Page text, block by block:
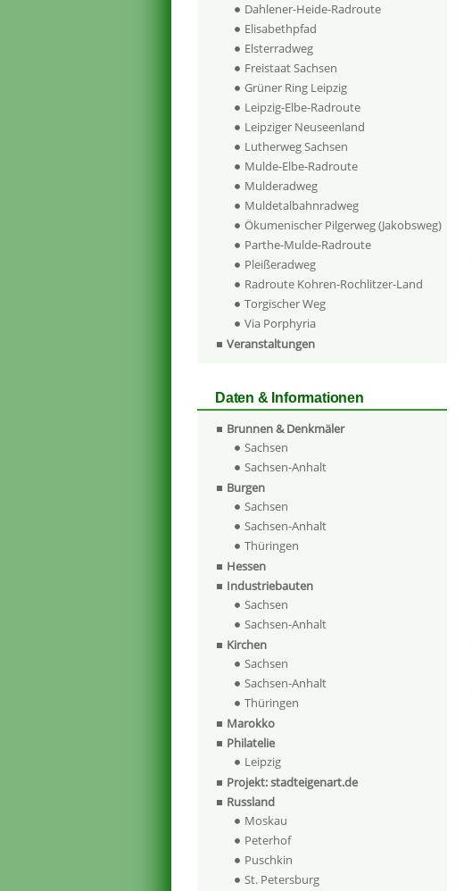
Dahlener-Heide-Radroute
Elisabethpfad
Elsterradweg
Freistaat Sachsen
Grüner Ring Leipzig
Leipzig-Elbe-Radroute
Leipziger Neuseenland
Lutherweg Sachsen
Mulde-Elbe-Radroute
Mulderadweg
Muldetalbahnradweg
Ökumenischer Pilgerweg (Jakobsweg)
Parthe-Mulde-Radroute
Pleißeradweg
Radroute Kohren-Rochlitzer-Land
Torgischer Weg
Via Porphyria
Veranstaltungen
Daten & Informationen
Brunnen & Denkmäler
Sachsen
Sachsen-Anhalt
Burgen
Sachsen
Sachsen-Anhalt
Thüringen
Hessen
Industriebauten
Sachsen
Sachsen-Anhalt
Kirchen
Sachsen
Sachsen-Anhalt
Thüringen
Marokko
Philatelie
Leipzig
Projekt: stadteigenart.de
Russland
Moskau
Peterhof
Puschkin
St. Petersburg